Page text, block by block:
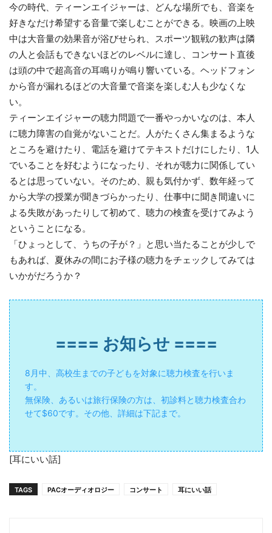
今の時代、ティーンエイジャーは、どんな場所でも、音楽を
好きなだけ希望する音量で楽しむことができる。映画の上映
中は大音量の効果音が浴びせられ、スポーツ観戦の歓声は隣
の人と会話もできないほどのレベルに達し、コンサート直後
は頭の中で超高音の耳鳴りが鳴り響いている。ヘッドフォン
から音が漏れるほどの大音量で音楽を楽しむ人も少なくな
い。
ティーンエイジャーの聴力問題で一番やっかいなのは、本人
に聴力障害の自覚がないことだ。人がたくさん集まるような
ところを避けたり、電話を避けてテキストだけにしたり、1人
でいることを好むようになったり、それが聴力に関係してい
るとは思っていない。そのため、親も気付かず、数年経って
から大学の授業が聞きづらかったり、仕事中に聞き間違いに
よる失敗があったりして初めて、聴力の検査を受けてみよう
ということになる。
「ひょっとして、うちの子が？」と思い当たることが少しで
もあれば、夏休みの間にお子様の聴力をチェックしてみては
いかがだろうか？
==== お知らせ ====
8月中、高校生までの子どもを対象に聴力検査を行いま
す。
無保険、あるいは旅行保険の方は、初診料と聴力検査合わ
せて$60です。その他、詳細は下記まで。
[耳にいい話]
TAGS PACオーディオロジー コンサート 耳にいい話